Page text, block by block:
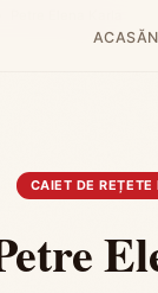
ACASĂ
CAIET DE